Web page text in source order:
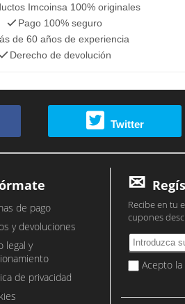
Imcoinsa 100% originales
Pago 100% seguro
de 60 años de experiencia
Derecho de devolución
Twitter
de pago
y devoluciones
legal y
de privacidad
Recibe en tu
cupones
Acepto la